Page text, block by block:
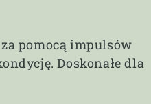
pomocą impulsów
Doskonałe dla